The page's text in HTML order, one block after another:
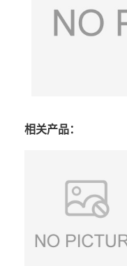
相关产品：